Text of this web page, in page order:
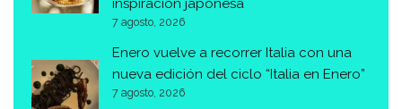
7 agosto, 2026
Enero vuelve a recorrer Italia con una
nueva edición del ciclo “Italia en Enero”
7 agosto, 2026